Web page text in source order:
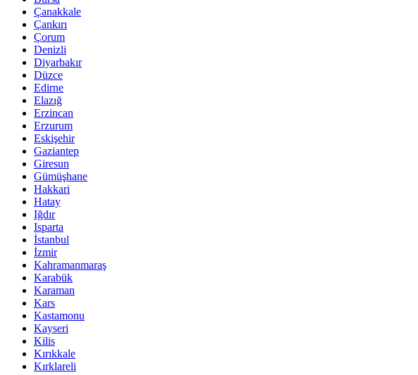
Çanakkale
Çankırı
Çorum
Denizli
Diyarbakır
Düzce
Edirne
Elazığ
Erzincan
Erzurum
Eskişehir
Gaziantep
Giresun
Gümüşhane
Hakkari
Hatay
Iğdır
Isparta
İstanbul
İzmir
Kahramanmaraş
Karabük
Karaman
Kars
Kastamonu
Kayseri
Kilis
Kırıkkale
Kırklareli